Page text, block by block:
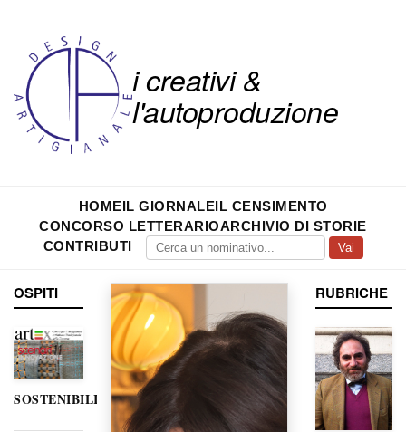
i creativi &
l'autoproduzione
HOMEIL GIORNALEIL CENSIMENTO
CONCORSO LETTERARIOARCHIVIO DI STORIE
CONTRIBUTI
Vai
OSPITI
SOSTENIBILITÀ
RUBRICHE